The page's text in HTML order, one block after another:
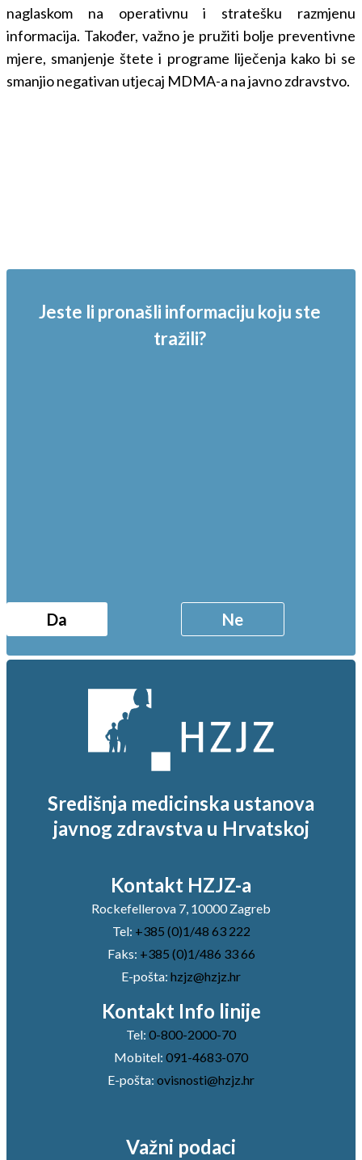
naglaskom na operativnu i stratešku razmjenu
informacija. Također, važno je pružiti bolje preventivne
mjere, smanjenje štete i programe liječenja kako bi se
smanjio negativan utjecaj MDMA-a na javno zdravstvo.
Jeste li pronašli informaciju koju ste
tražili?
Da Ne
Središnja medicinska ustanova
javnog zdravstva u Hrvatskoj
Kontakt HZJZ-a
Rockefellerova 7, 10000 Zagreb
Tel: +385 (0)1/48 63 222
Faks: +385 (0)1/486 33 66
E-pošta: hzjz@hzjz.hr
Kontakt Info linije
Tel: 0-800-2000-70
Mobitel: 091-4683-070
E-pošta: ovisnosti@hzjz.hr
Važni podaci